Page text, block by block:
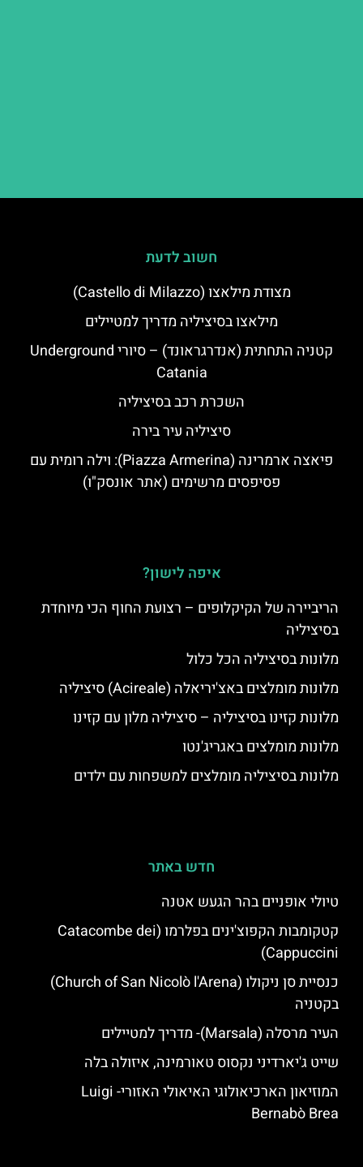
חשוב לדעת
מצודת מילאצו (Castello di Milazzo)
מילאצו בסיציליה מדריך למטיילים
קטניה התחתית (אנדרגראונד) – סיורי Underground
Catania
השכרת רכב בסיציליה
סיציליה עיר בירה
פיאצה ארמרינה (Piazza Armerina): וילה רומית עם
פסיפסים מרשימים (אתר אונסק"ו)
איפה לישון?
הריביירה של הקיקלופים – רצועת החוף הכי מיוחדת
בסיציליה
מלונות בסיציליה הכל כלול
מלונות מומלצים באצ'יריאלה (Acireale) סיציליה
מלונות קזינו בסיציליה – סיציליה מלון עם קזינו
מלונות מומלצים באגריג'נטו
מלונות בסיציליה מומלצים למשפחות עם ילדים
חדש באתר
טיולי אופניים בהר הגעש אטנה
קטקומבות הקפוצ'ינים בפלרמו (Catacombe dei
Cappuccini)
כנסיית סן ניקולו (Church of San Nicolò l'Arena)
בקטניה
העיר מרסלה (Marsala)- מדריך למטיילים
שייט ג'יארדיני נקסוס טאורמינה, איזולה בלה
המוזיאון הארכיאולוגי האיאולי האזורי- Luigi
Bernabò Brea